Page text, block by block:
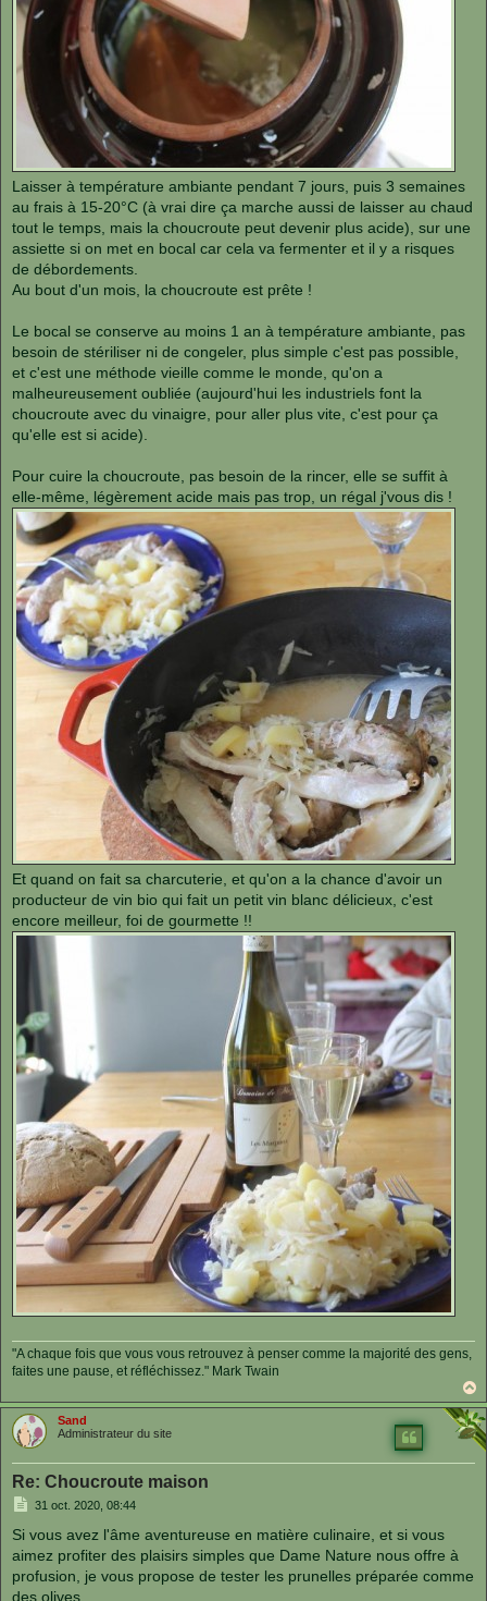
Laisser à température ambiante pendant 7 jours, puis 3 semaines
au frais à 15-20°C (à vrai dire ça marche aussi de laisser au chaud
tout le temps, mais la choucroute peut devenir plus acide), sur une
assiette si on met en bocal car cela va fermenter et il y a risques
de débordements.
Au bout d'un mois, la choucroute est prête !
Le bocal se conserve au moins 1 an à température ambiante, pas
besoin de stériliser ni de congeler, plus simple c'est pas possible,
et c'est une méthode vieille comme le monde, qu'on a
malheureusement oubliée (aujourd'hui les industriels font la
choucroute avec du vinaigre, pour aller plus vite, c'est pour ça
qu'elle est si acide).
Pour cuire la choucroute, pas besoin de la rincer, elle se suffit à
elle-même, légèrement acide mais pas trop, un régal j'vous dis !
Et quand on fait sa charcuterie, et qu'on a la chance d'avoir un
producteur de vin bio qui fait un petit vin blanc délicieux, c'est
encore meilleur, foi de gourmette !!
"A chaque fois que vous vous retrouvez à penser comme la majorité des gens,
faites une pause, et réfléchissez." Mark Twain
a
u
t
Sand
Administrateur du site
Re: Choucroute maison
M
s
a
e
31 oct. 2020, 08:44
Si vous avez l'âme aventureuse en matière culinaire, et si vous
aimez profiter des plaisirs simples que Dame Nature nous offre à
profusion, je vous propose de tester les prunelles préparée comme
des olives.